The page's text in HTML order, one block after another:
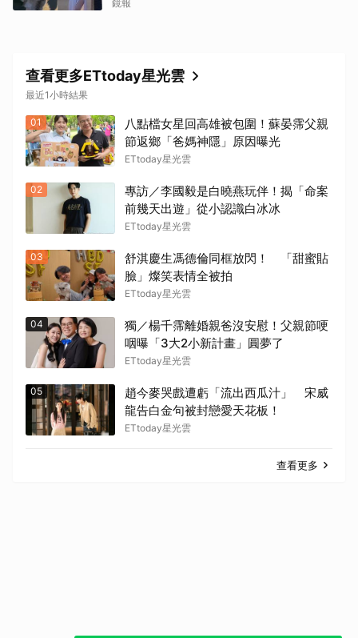
鏡報
查看更多ETtoday星光雲
最近1小時結果
01
八點檔女星回高雄被包圍！蘇晏霈父親
節返鄉「爸媽神隱」原因曝光
ETtoday星光雲
02
專訪／李國毅是白曉燕玩伴！揭「命案
前幾天出遊」從小認識白冰冰
ETtoday星光雲
03
舒淇慶生馮德倫同框放閃！ 「甜蜜貼
臉」燦笑表情全被拍
ETtoday星光雲
04
獨／楊千霈離婚親爸沒安慰！父親節哽
咽曝「3大2小新計畫」圓夢了
ETtoday星光雲
05
趙今麥哭戲遭虧「流出西瓜汁」 宋威
龍告白金句被封戀愛天花板！
ETtoday星光雲
查看更多